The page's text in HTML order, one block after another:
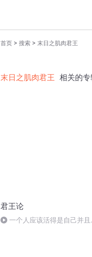
首页 > 搜索 > 末日之肌肉君王
末日之肌肉君王 相关的专
君王论
一个人应该活得是自己并且